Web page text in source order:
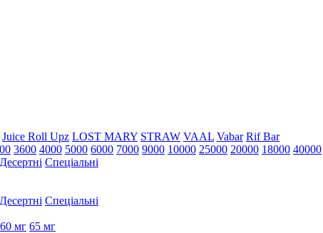
Juice Roll Upz LOST MARY STRAW VAAL Vabar Rif Bar
3600 4000 5000 6000 7000 9000 10000 25000 20000 18000 40000
Десертні Спеціальні
Десертні Спеціальні
60 мг 65 мг